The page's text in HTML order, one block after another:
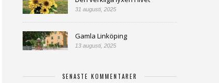
31 augusti, 2025
Gamla Linköping
13 augusti, 2025
SENASTE KOMMENTARER